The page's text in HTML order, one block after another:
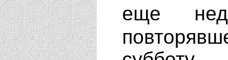
еще